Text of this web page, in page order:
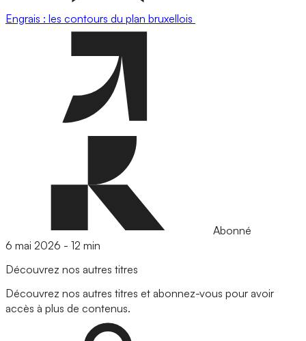
Engrais : les contours du plan bruxellois
Abonné
6 mai 2026 - 12 min
Découvrez nos autres titres
Découvrez nos autres titres et abonnez-vous pour avoir
accès à plus de contenus.